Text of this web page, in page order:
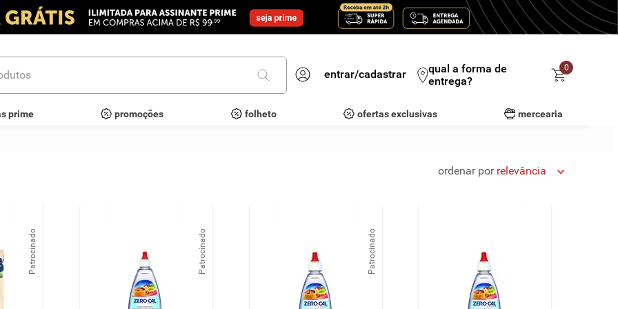
entrar/cadastrar
qual a forma de
entrega?
0
prime promoções folheto ofertas exclusivas mercearia
ordenar por relevância
Patrocinado Patrocinado Patrocinado